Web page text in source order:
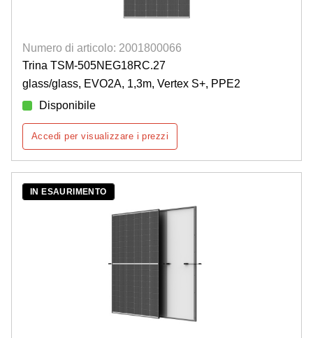
Numero di articolo: 2001800066
Trina TSM-505NEG18RC.27
glass/glass, EVO2A, 1,3m, Vertex S+, PPE2
Disponibile
Accedi per visualizzare i prezzi
IN ESAURIMENTO